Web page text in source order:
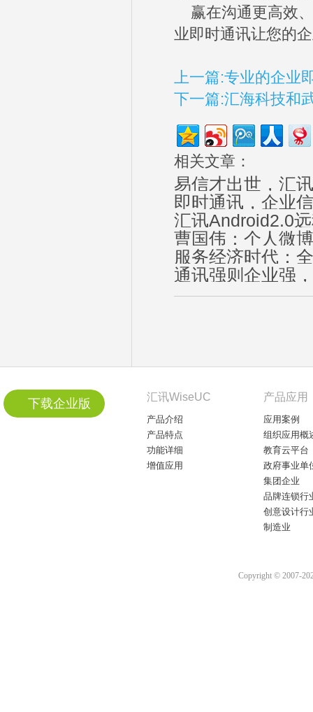
赢在沟通更高效
业即时通讯让您的
上一篇:专业的企业
下一篇:汇海科技和
相关文章：
易信才出世，汇
即时通讯，企业
汇讯Android2.0
曹国伟：个人微
服务经济时代：
通讯强则企业强
下载企业版 汇讯WiseUC
产品介绍
产品特点
功能详细
增值应用
产品应用
应用案例
组织应用概
教育云平台
政府事业单
集团企业
品牌连锁行
创意设计行
制造业
Copyright © 2007-